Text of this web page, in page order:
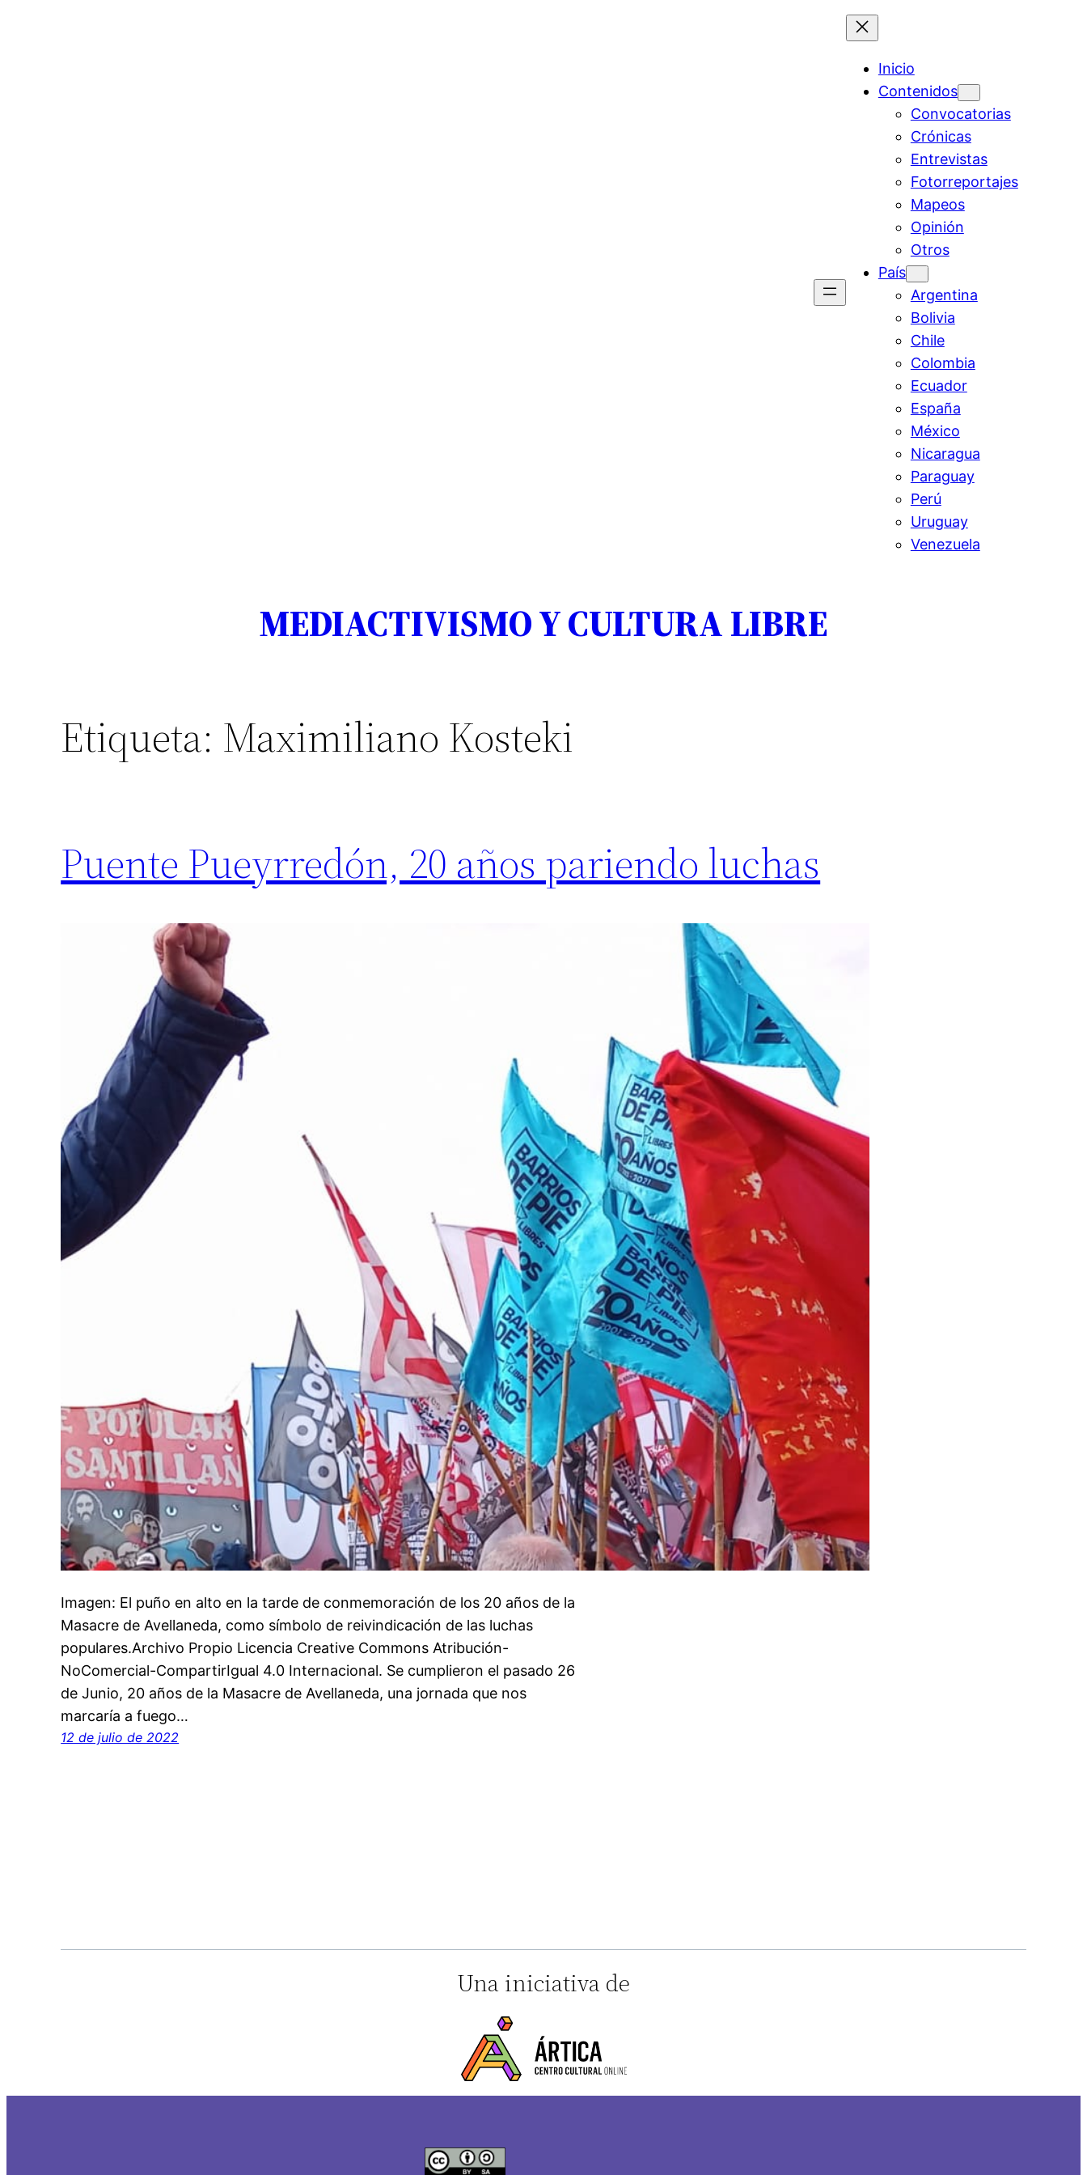
Inicio
Contenidos
Convocatorias
Crónicas
Entrevistas
Fotorreportajes
Mapeos
Opinión
Otros
País
Argentina
Bolivia
Chile
Colombia
Ecuador
España
México
Nicaragua
Paraguay
Perú
Uruguay
Venezuela
MEDIACTIVISMO Y CULTURA LIBRE
Etiqueta: Maximiliano Kosteki
Puente Pueyrredón, 20 años pariendo luchas
Imagen: El puño en alto en la tarde de conmemoración de los 20 años de la
Masacre de Avellaneda, como símbolo de reivindicación de las luchas
populares.Archivo Propio Licencia Creative Commons Atribución-
NoComercial-CompartirIgual 4.0 Internacional. Se cumplieron el pasado 26
de Junio, 20 años de la Masacre de Avellaneda, una jornada que nos
marcaría a fuego…
12 de julio de 2022
Una iniciativa de